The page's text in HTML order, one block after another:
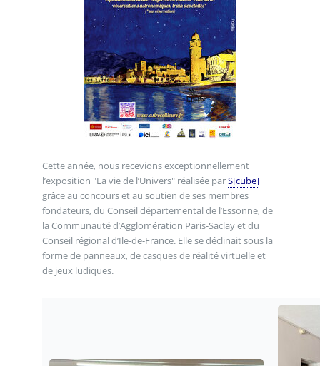
Cette année, nous recevions exceptionnellement
l’exposition "La vie de l’Univers" réalisée parS[cube]
grâce au concours et au soutien de ses membres
fondateurs, du Conseil départemental de l’Essonne, de
la Communauté d’Agglomération Paris-Saclay et du
Conseil régional d’Ile-de-France. Elle se déclinait sous la
forme de panneaux, de casques de réalité virtuelle et
de jeux ludiques.